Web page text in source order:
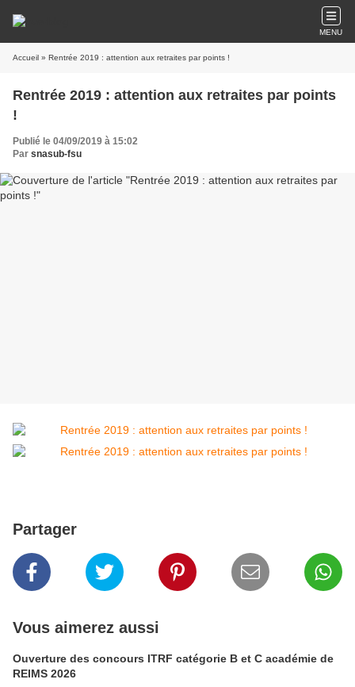
MENU
Accueil » Rentrée 2019 : attention aux retraites par points !
Rentrée 2019 : attention aux retraites par points
!
Publié le 04/09/2019 à 15:02
Par snasub-fsu
Partager
Vous aimerez aussi
Ouverture des concours ITRF catégorie B et C académie de
REIMS 2026